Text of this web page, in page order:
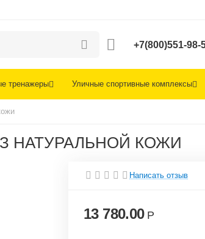
+7(800)551-98-
тренажеры Уличные спортивные комплексы
НАТУРАЛЬНОЙ КОЖИ
Написать отзыв
13 780.00 Р